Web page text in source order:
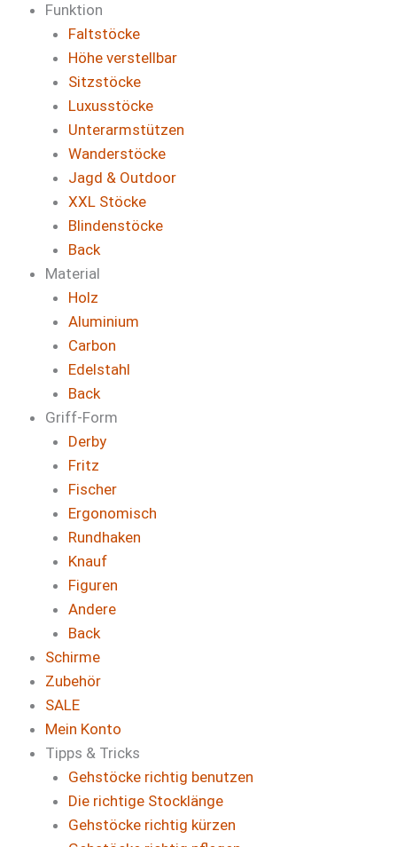
Funktion
Faltstöcke
Höhe verstellbar
Sitzstöcke
Luxusstöcke
Unterarmstützen
Wanderstöcke
Jagd & Outdoor
XXL Stöcke
Blindenstöcke
Back
Material
Holz
Aluminium
Carbon
Edelstahl
Back
Griff-Form
Derby
Fritz
Fischer
Ergonomisch
Rundhaken
Knauf
Figuren
Andere
Back
Schirme
Zubehör
SALE
Mein Konto
Tipps & Tricks
Gehstöcke richtig benutzen
Die richtige Stocklänge
Gehstöcke richtig kürzen